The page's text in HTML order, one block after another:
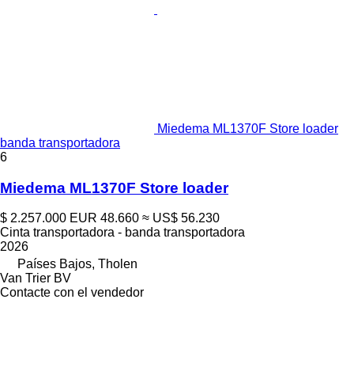
Miedema ML1370F Store loader
banda transportadora
6
Miedema ML1370F Store loader
$ 2.257.000 EUR 48.660 ≈ US$ 56.230
Cinta transportadora - banda transportadora
2026
Países Bajos, Tholen
Van Trier BV
Contacte con el vendedor